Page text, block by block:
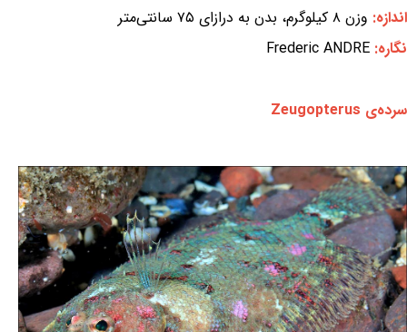
اندازه: وزن ۸ کیلوگرم، بدن به درازای ۷۵ سانتی‌متر
نگاره: Frederic ANDRE
سرده‌ی Zeugopterus